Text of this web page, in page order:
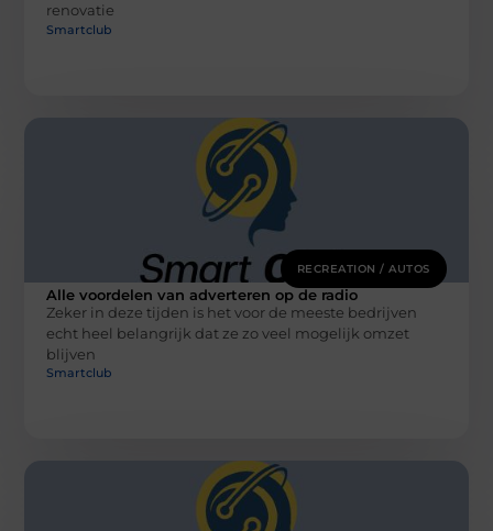
renovatie
Smartclub
RECREATION / AUTOS
Alle voordelen van adverteren op de radio
Zeker in deze tijden is het voor de meeste bedrijven
echt heel belangrijk dat ze zo veel mogelijk omzet
blijven
Smartclub